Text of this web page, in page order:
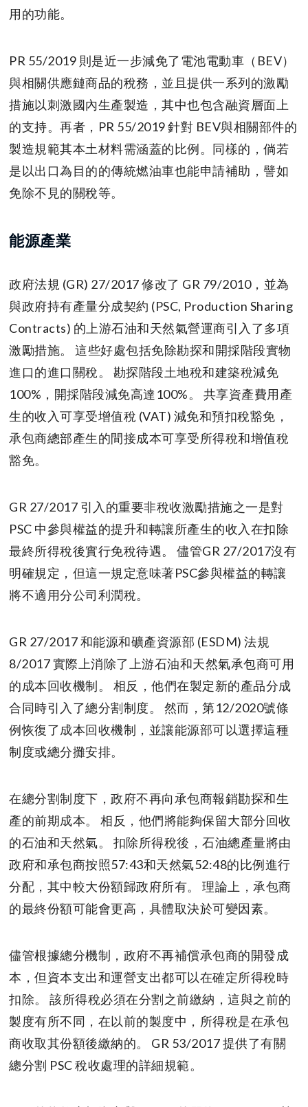
用的功能。
PR 55/2019 則是近一步減免了電池電動車（BEV）
與相關供應鏈商品的稅務，並且提供一系列的激勵
措施以刺激國內生產製造，其中也包含融資層面上
的支持。再者，PR 55/2019 針對 BEV與相關部件的
製造規範其本土材料需涵蓋的比例。同樣的，倘若
是以出口為目的的傳統燃油車也能申請補助，譬如
免除不見的關稅等。
能源產業
政府法規 (GR) 27/2017 修改了 GR 79/2010，並為
與政府持有產量分成契約 (PSC, Production Sharing
Contracts) 的上游石油和天然氣營運商引入了多項
激勵措施。 這些好處包括免除勘探和開採階段實物
進口的進口關稅。 勘探階段土地稅和建築稅減免
100%，開採階段減免高達100%。 共享資產費用產
生的收入可享受增值稅 (VAT) 減免和預扣稅豁免，
承包商總部產生的間接成本可享受所得稅和增值稅
豁免。
GR 27/2017 引入的重要非稅收激勵措施之一是對
PSC 中參與權益的提升和轉讓所產生的收入在扣除
最終所得稅後實行免稅待遇。 儘管GR 27/2017沒有
明確規定，但這一規定意味著PSC參與權益的轉讓
將不適用分公司利潤稅。
GR 27/2017 和能源和礦產資源部 (ESDM) 法規
8/2017 實際上消除了上游石油和天然氣承包商可用
的成本回收機制。 相反，他們在製定新的產品分成
合同時引入了總分割制度。 然而，第12/2020號條
例恢復了成本回收機制，並讓能源部可以選擇這種
制度或總分攤安排。
在總分割制度下，政府不再向承包商報銷勘探和生
產的前期成本。 相反，他們將能夠保留大部分回收
的石油和天然氣。 扣除所得稅後，石油總產量將由
政府和承包商按照57:43和天然氣52:48的比例進行
分配，其中較大份額歸政府所有。 理論上，承包商
的最終份額可能會更高，具體取決於可變因素。
儘管根據總分機制，政府不再補償承包商的開發成
本，但資本支出和運營支出都可以在確定所得稅時
扣除。 該所得稅必須在分割之前繳納，這與之前的
製度有所不同，在以前的製度中，所得稅是在承包
商收取其份額後繳納的。 GR 53/2017 提供了有關
總分割 PSC 稅收處理的詳細規範。